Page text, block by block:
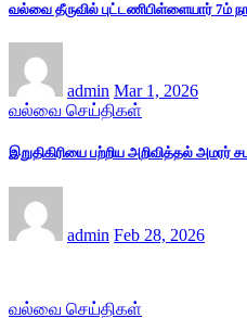
வல்வை தீருவில் புட்டணிபிள்ளையார் 7ம்
admin Mar 1, 2026
வல்வை செய்திகள்
இறுதிகிரியை பற்றிய அறிவித்தல் அமரர்
admin Feb 28, 2026
வல்வை செய்திகள்